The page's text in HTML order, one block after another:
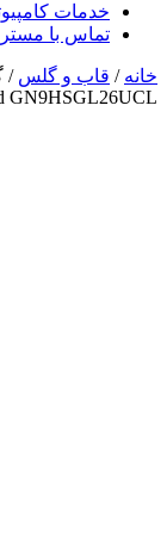
خدمات
تماس با مستر
خانه / قاب و گلس
GN9HSGL26UCL